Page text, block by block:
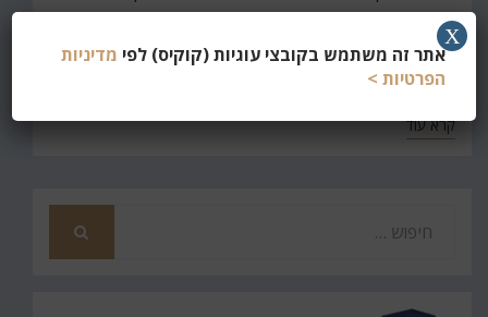
חלום גרם לפרץ של זיכרונות מודחקים על מעשי אונס נוספים
בידי האב. נשמע די מחריד שניתן להאשים אדם על סמך
זיכרונות…
קרא עוד
אתר זה משתמש בקובצי עוגיות (קוקיס) לפי מדיניות
הפרטיות >
X